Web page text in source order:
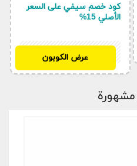
كود خصم سيفي على السعر
الأصلي 15%
عرض الكوبون
مشهورة